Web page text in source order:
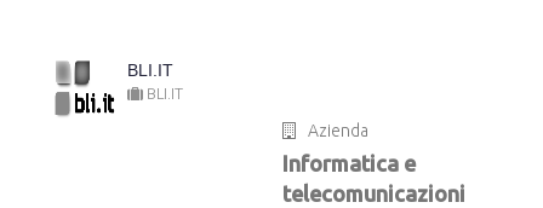
BLI.IT
BLI.IT
Azienda
Informatica e
telecomunicazioni